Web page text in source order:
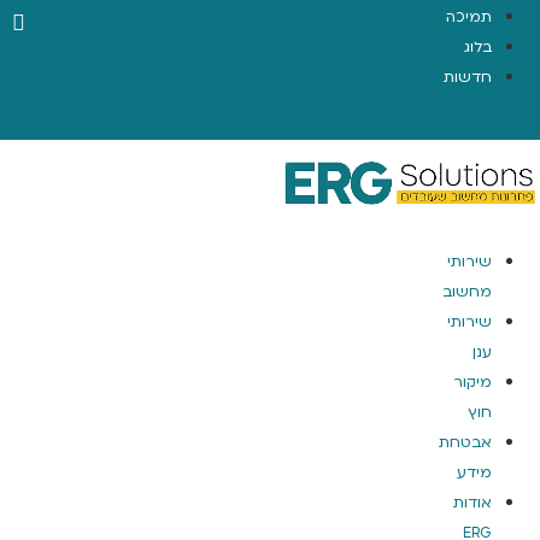
תמיכה
בלוג
חדשות
שירותי
מחשוב
שירותי
ענן
מיקור
חוץ
אבטחת
מידע
אודות
ERG